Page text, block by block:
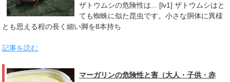
ザトウムシの危険性は... [lv1] ザトウムシはと
ても蜘蛛に似た昆虫です。小さな胴体に異様
とも思える程の長く細い脚を8本持ち
記事を読む
マーガリンの危険性と害（大人・子供・赤